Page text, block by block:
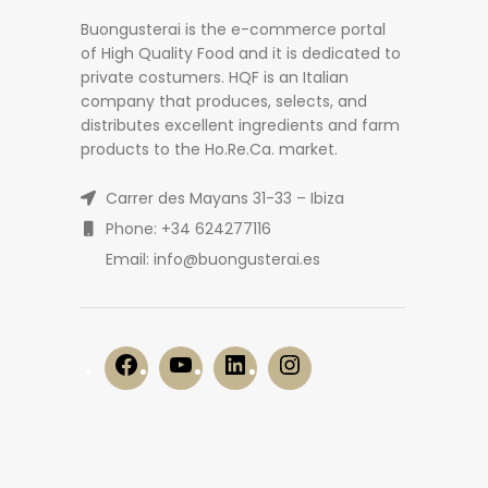
Buongusterai is the e-commerce portal
of High Quality Food and it is dedicated to
private costumers. HQF is an Italian
company that produces, selects, and
distributes excellent ingredients and farm
products to the Ho.Re.Ca. market.
Carrer des Mayans 31-33 – Ibiza
Phone: +34 624277116
Email: info@buongusterai.es